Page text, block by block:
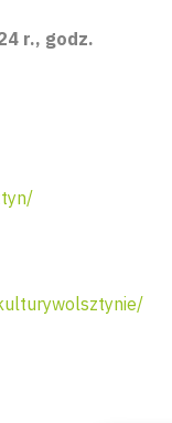
r., godz.